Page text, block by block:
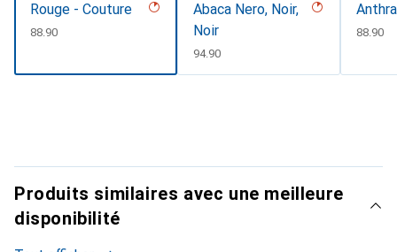
Rouge - Couture
CHF
88.90
Abaca Nero, Noir,
Noir
CHF
94.90
CHF
88.90
Produits similaires avec une meilleure
disponibilité